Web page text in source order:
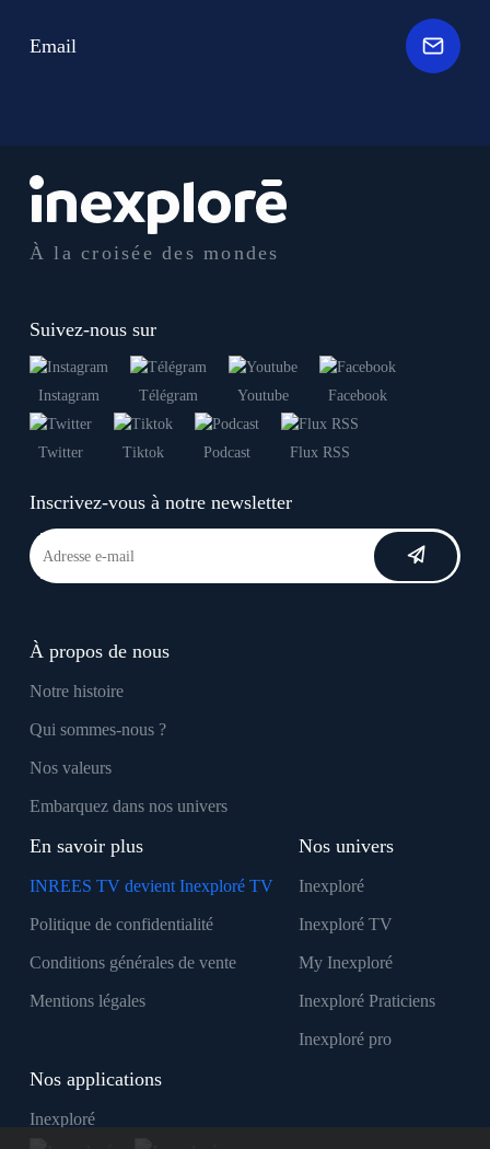
À la croisée des mondes
Suivez-nous sur
Instagram Télégram Youtube Facebook
Twitter Tiktok Podcast Flux RSS
Inscrivez-vous à notre newsletter
À propos de nous
Notre histoire
Qui sommes-nous ?
Nos valeurs
Embarquez dans nos univers
En savoir plus
INREES TV devient Inexploré TV
Politique de confidentialité
Conditions générales de vente
Mentions légales
Nos univers
Inexploré
Inexploré TV
My Inexploré
Inexploré Praticiens
Inexploré pro
Nos applications
Inexploré
Email